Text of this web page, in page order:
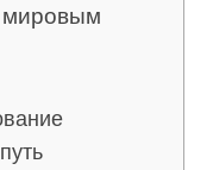
мировым